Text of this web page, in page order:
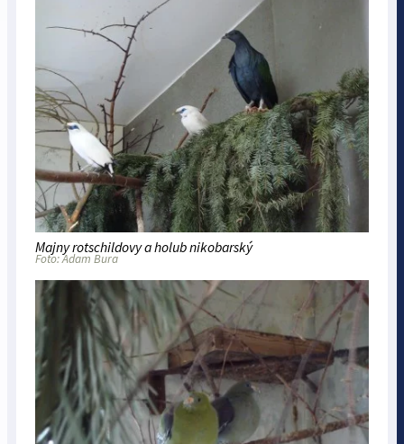
Majny rotschildovy a holub nikobarský
Foto: Adam Bura